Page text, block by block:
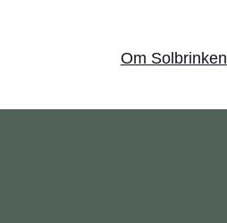
Om Solbrinken